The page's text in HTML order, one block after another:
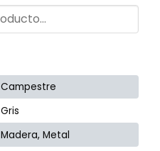
Campestre
Gris
Madera, Metal